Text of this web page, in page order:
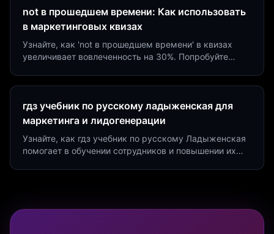
not в прошедшем времени: Как использовать
в маркетинговых квизах
Узнайте, как 'not в прошедшем времени' в квизах
увеличивает вовлеченность на 30%. Попробуйте
гдз учебник по русскому ладыженская для
маркетинга и лидогенерации
Узнайте, как гдз учебник по русскому Ладыженская
помогает в обучении сотрудников и повышении их